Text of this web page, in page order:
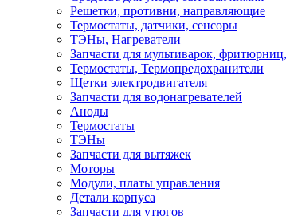
Решетки, противни, направляющие
Термостаты, датчики, сенсоры
ТЭНы, Нагреватели
Запчасти для мультиварок,
Термостаты, Термопредохранители
Щетки электродвигателя
Запчасти для водонагревателей
Аноды
Термостаты
ТЭНы
Запчасти для вытяжек
Моторы
Модули, платы управления
Детали корпуса
Запчасти для утюгов